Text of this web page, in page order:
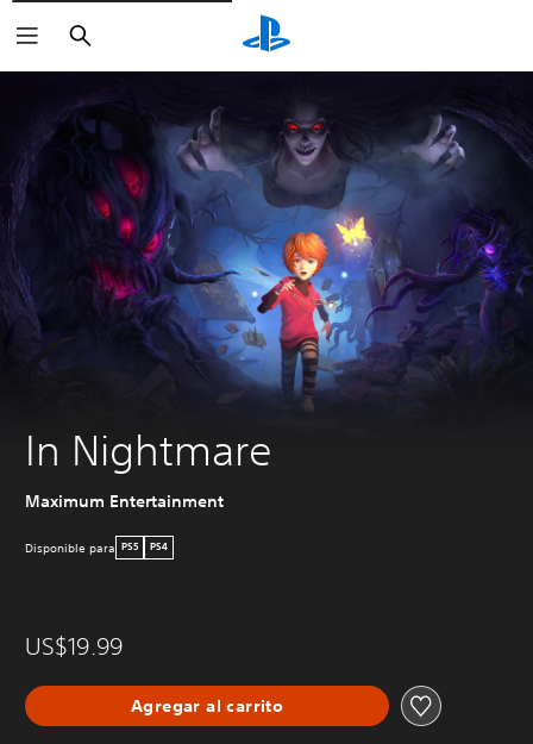
Buscar
In Nightmare
Maximum Entertainment
Disponible para PS5 PS4
US$19.99
Agregar al carrito